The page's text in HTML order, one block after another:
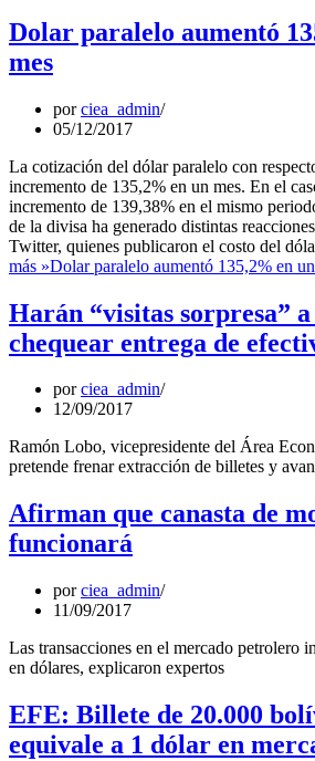
Dolar paralelo aumentó
mes
porciea_admin
05/12/2017
La cotización del dólar paralelo con
incremento de 135,2% en un mes. En el
incremento de 139,38% en el mismo
de la divisa ha generado distintas
Twitter, quienes publicaron el costo del
más »Dolar paralelo aumentó 135,2% en
Harán “visitas sorpresa”
chequear entrega de
porciea_admin
12/09/2017
Ramón Lobo, vicepresidente del Área
pretende frenar extracción de billetes y
Afirman que canasta de
funcionará
porciea_admin
11/09/2017
Las transacciones en el mercado petrolero
en dólares, explicaron expertos
EFE: Billete de 20.000
equivale a 1 dólar en